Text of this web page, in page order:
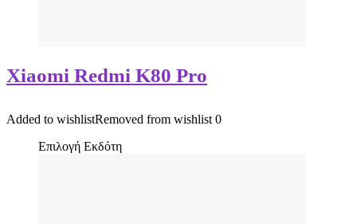
Xiaomi Redmi K80 Pro
Added to wishlistRemoved from wishlist 0
Επιλογή Εκδότη